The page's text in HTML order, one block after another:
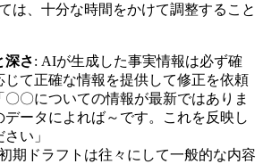
は、十分な時間をかけて調整すること
深さ: AIが生成した事実情報は必ず確
じて正確な情報を提供して修正を依頼
〇〇についての情報が最新ではありま
データによれば～です。これを反映し
い」
期ドラフトは往々にして一般的な内容